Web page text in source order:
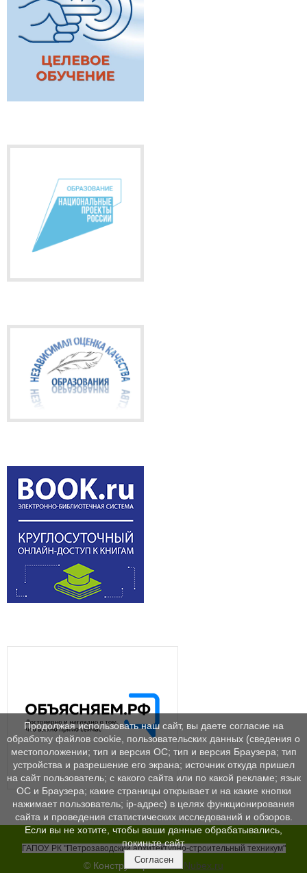
ГАПОУ РК "Петрозаводский архитектурно-строительный техникум"
© Конструктор сайтов Nubex.ru
Продолжая использовать наш сайт, вы даете согласие на
обработку файлов cookie, пользовательских данных (сведения о
местоположении; тип и версия ОС; тип и версия Браузера; тип
устройства и разрешение его экрана; источник откуда пришел
на сайт пользователь; с какого сайта или по какой рекламе; язык
ОС и Браузера; какие страницы открывает и на какие кнопки
нажимает пользователь; ip-адрес) в целях функционирования
сайта и проведения статистических исследований и обзоров.
Если вы не хотите, чтобы ваши данные обрабатывались,
покиньте сайт.
Согласен